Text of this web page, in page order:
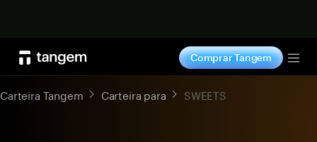
Comprar Tangem
Carteira Tangem Carteira para SWEETS